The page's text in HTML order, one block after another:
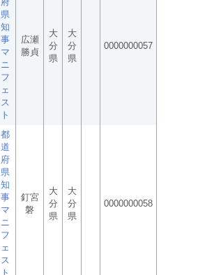
県
知
事
マ
ニ
フ
ェ
ス
ト
広瀬
勝貞
大
分
県
大
分
県
0000000057
都
道
府
県
知
事
マ
ニ
フ
ェ
ス
ト
釘宮
磐
大
分
県
大
分
県
0000000058